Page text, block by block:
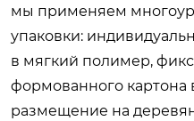
мы применяем
упаковки:
в мягкий полимер,
формованного картона
размещение на